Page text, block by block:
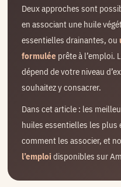
Deux approches sont
en associant une huile
essentielles drainantes, ou
formulée prête à
dépend de votre niveau
souhaitez y consacrer.
Dans cet article : les
huiles essentielles les
comment les associer, et
l’emploi disponibles sur